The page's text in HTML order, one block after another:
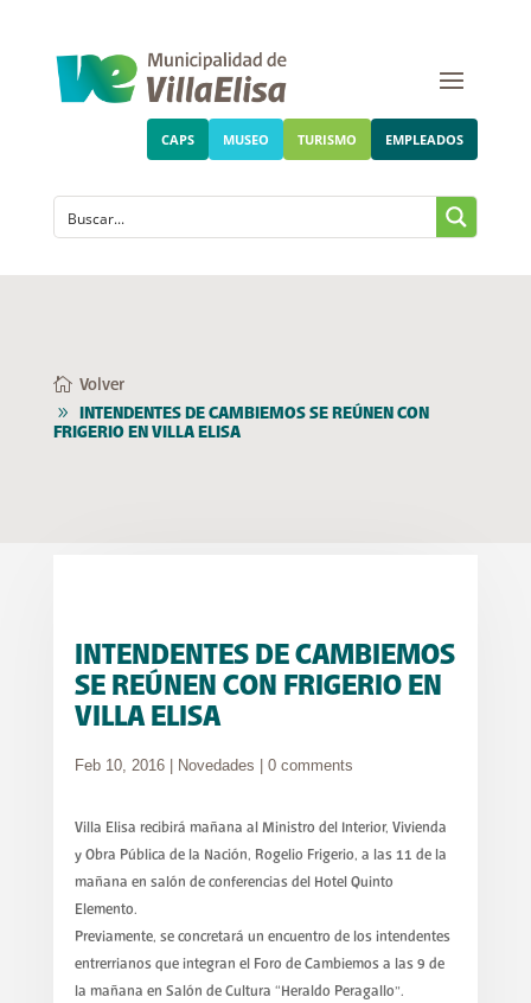
CAPS MUSEO TURISMO EMPLEADOS
Volver
INTENDENTES DE CAMBIEMOS SE REÚNEN CON
FRIGERIO EN VILLA ELISA
INTENDENTES DE CAMBIEMOS
SE REÚNEN CON FRIGERIO EN
VILLA ELISA
Feb 10, 2016| Novedades 0 comments
Villa Elisa recibirá mañana al Ministro del Interior, Vivienda
y Obra Pública de la Nación, Rogelio Frigerio, a las 11 de la
mañana en salón de conferencias del Hotel Quinto
Elemento.
Previamente, se concretará un encuentro de los intendentes
entrerrianos que integran el Foro de Cambiemos a las 9 de
la mañana en Salón de Cultura “Heraldo Peragallo”.